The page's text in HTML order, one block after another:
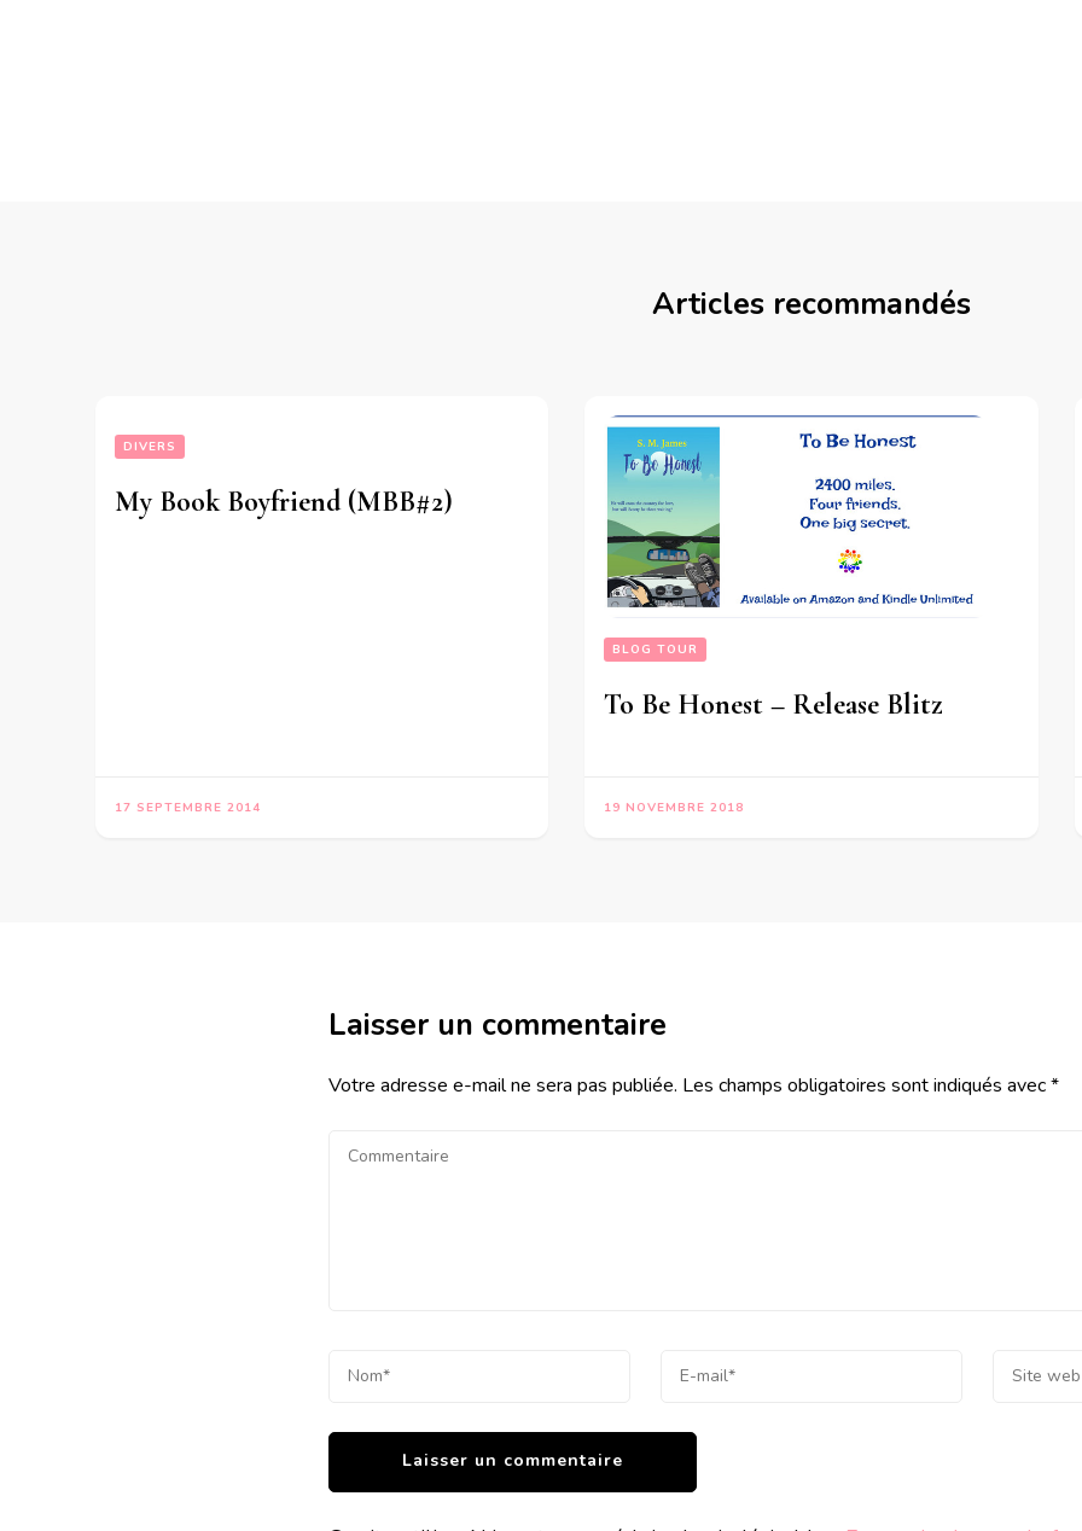
Articles recommandés
DIVERS
My Book Boyfriend (MBB#2)
17 SEPTEMBRE 2014
BLOG TOUR
To Be Honest – Release Blitz
19 NOVEMBRE 2018
Laisser un commentaire
Votre adresse e-mail ne sera pas publiée. Les champs obligatoires sont indiqués avec*